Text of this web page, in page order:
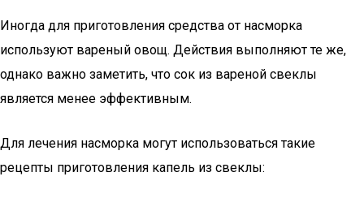
Иногда для приготовления средства от насморка
используют вареный овощ. Действия выполняют те же,
однако важно заметить, что сок из вареной свеклы
является менее эффективным.
Для лечения насморка могут использоваться такие
рецепты приготовления капель из свеклы: